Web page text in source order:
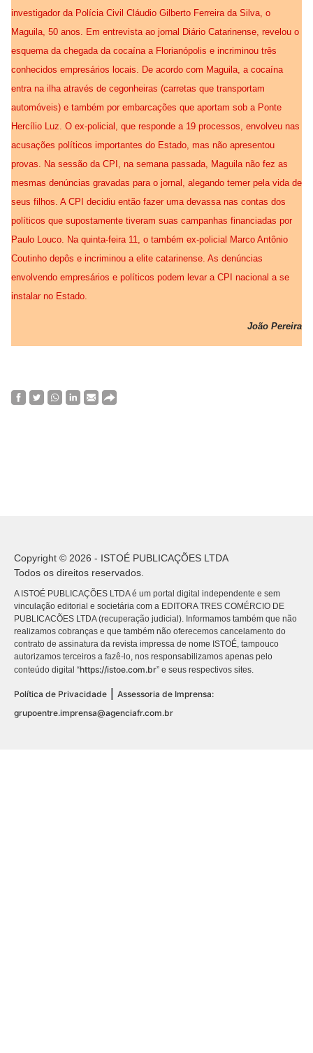
investigador da Polícia Civil Cláudio Gilberto Ferreira da Silva, o
Maguila, 50 anos. Em entrevista ao jornal Diário Catarinense, revelou o
esquema da chegada da cocaína a Florianópolis e incriminou três
conhecidos empresários locais. De acordo com Maguila, a cocaína
entra na ilha através de cegonheiras (carretas que transportam
automóveis) e também por embarcações que aportam sob a Ponte
Hercílio Luz. O ex-policial, que responde a 19 processos, envolveu nas
acusações políticos importantes do Estado, mas não apresentou
provas. Na sessão da CPI, na semana passada, Maguila não fez as
mesmas denúncias gravadas para o jornal, alegando temer pela vida de
seus filhos. A CPI decidiu então fazer uma devassa nas contas dos
políticos que supostamente tiveram suas campanhas financiadas por
Paulo Louco. Na quinta-feira 11, o também ex-policial Marco Antônio
Coutinho depôs e incriminou a elite catarinense. As denúncias
envolvendo empresários e políticos podem levar a CPI nacional a se
instalar no Estado.
João Pereira
Copyright © 2026 - ISTOÉ PUBLICAÇÕES LTDA
Todos os direitos reservados.
A ISTOÉ PUBLICAÇÕES LTDA é um portal digital independente e sem
vinculação editorial e societária com a EDITORA TRES COMÉRCIO DE
PUBLICACÕES LTDA (recuperação judicial). Informamos também que não
realizamos cobranças e que também não oferecemos cancelamento do
contrato de assinatura da revista impressa de nome ISTOÉ, tampouco
autorizamos terceiros a fazê-lo, nos responsabilizamos apenas pelo
conteúdo digital “https://istoe.com.br” e seus respectivos sites.
Política de Privacidade
Assessoria de Imprensa:
grupoentre.imprensa@agenciafr.com.br